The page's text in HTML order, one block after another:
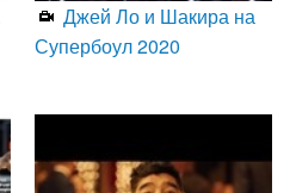
Джей Ло и Шакира на
Супербоул 2020